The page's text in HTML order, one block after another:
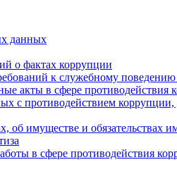
данных
о фактах коррупции
к служебному
акты в сфере противодействия
с противодействием коррупции,
об имуществе и обязательствах
в сфере противодействия